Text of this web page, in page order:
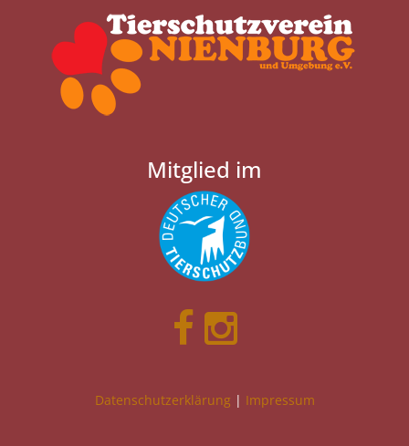
Mitglied im
Datenschutzerklärung | Impressum